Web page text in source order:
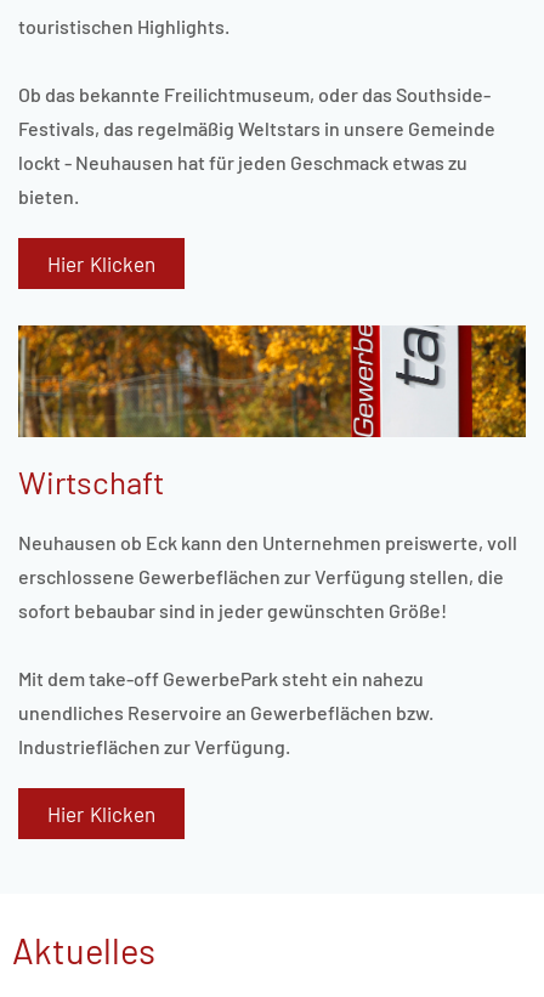
touristischen Highlights.
Ob das bekannte Freilichtmuseum, oder das Southside-
Festivals, das regelmäßig Weltstars in unsere Gemeinde
lockt - Neuhausen hat für jeden Geschmack etwas zu
bieten.
Hier Klicken
Wirtschaft
Neuhausen ob Eck kann den Unternehmen preiswerte, voll
erschlossene Gewerbeflächen zur Verfügung stellen, die
sofort bebaubar sind in jeder gewünschten Größe!
Mit dem take-off GewerbePark steht ein nahezu
unendliches Reservoire an Gewerbeflächen bzw.
Industrieflächen zur Verfügung.
Hier Klicken
Aktuelles